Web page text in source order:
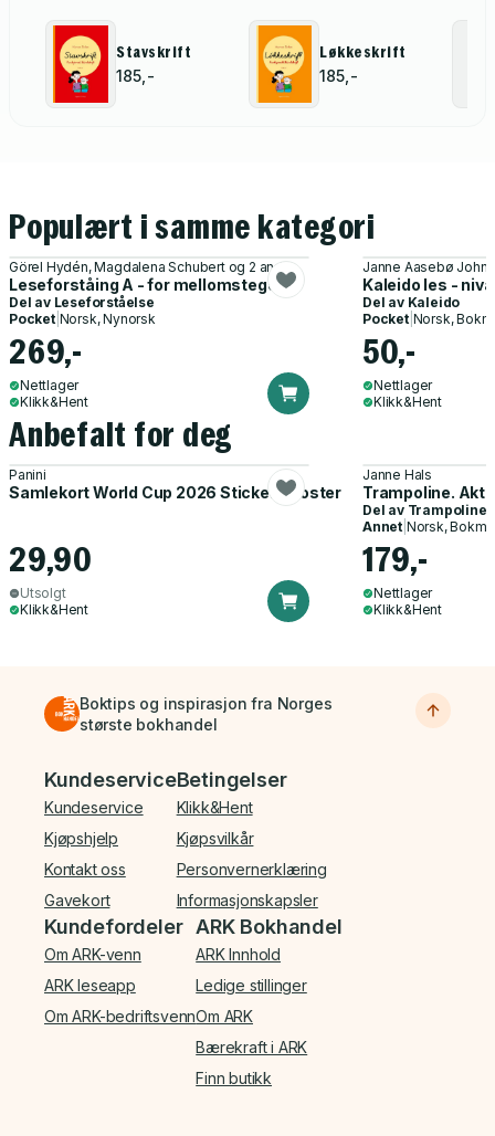
Stavskrift
185,-
Løkkeskrift
185,-
Populært i samme kategori
Görel Hydén, Magdalena Schubert og 2 andre
Leseforståing A - for mellomsteget
Del av Leseforståelse
Pocket| Norsk, Nynorsk
269,-
Nettlager
Klikk&Hent
Janne Aasebø
Kaleido les -
Del av Kaleido
Pocket| Norsk,
50,-
Nettlager
Klikk&Hent
Anbefalt for deg
Panini
Samlekort World Cup 2026 Sticker Booster
29,90
Utsolgt
Klikk&Hent
Janne Hals
Trampoline.
Del av Trampoline
Annet| Norsk,
179,-
Nettlager
Klikk&Hent
Boktips og inspirasjon fra Norges
største bokhandel
Bunnmeny
Kundeservice
Kundeservice
Kjøpshjelp
Kontakt oss
Gavekort
Betingelser
Klikk&Hent
Kjøpsvilkår
Personvernerklæring
Informasjonskapsler
Kundefordeler
Om ARK-venn
ARK leseapp
Om ARK-bedriftsvenn
ARK Bokhandel
ARK Innhold
Ledige stillinger
Om ARK
Bærekraft i ARK
Finn butikk